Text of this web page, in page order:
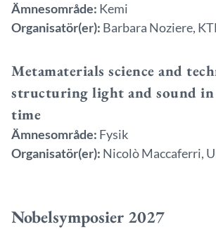
Ämnesområde: Kemi
Organisatör(er): Barbara Noziere,
Metamaterials science and
structuring light and sound in
time
Ämnesområde: Fysik
Organisatör(er): Nicolò Maccaferri,
Nobelsymposier 2027